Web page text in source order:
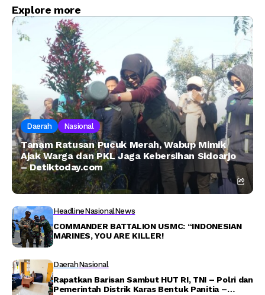
Explore more
Daerah Nasional
Tanam Ratusan Pucuk Merah, Wabup Mimik
Ajak Warga dan PKL Jaga Kebersihan Sidoarjo
– Detiktoday.com
HeadlineNasionalNews
COMMANDER BATTALION USMC: “INDONESIAN
MARINES, YOU ARE KILLER!
DaerahNasional
Rapatkan Barisan Sambut HUT RI, TNI – Polri dan
Pemerintah Distrik Karas Bentuk Panitia –